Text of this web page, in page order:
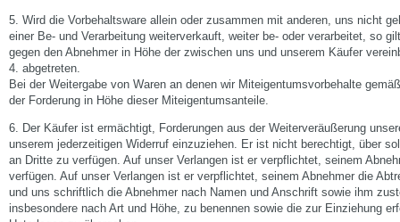
5. Wird die Vorbehaltsware allein oder zusammen mit anderen, uns nicht
einer Be- und Verarbeitung weiterverkauft, weiter be- oder verarbeitet, so
gegen den Abnehmer in Höhe der zwischen uns und unserem Käufer
4. abgetreten.
Bei der Weitergabe von Waren an denen wir Miteigentumsvorbehalte
der Forderung in Höhe dieser Miteigentumsanteile.
6. Der Käufer ist ermächtigt, Forderungen aus der Weiterveräußerung
unserem jederzeitigen Widerruf einzuziehen. Er ist nicht berechtigt, über
an Dritte zu verfügen. Auf unser Verlangen ist er verpflichtet, seinem
verfügen. Auf unser Verlangen ist er verpflichtet, seinem Abnehmer die
und uns schriftlich die Abnehmer nach Namen und Anschrift sowie ihm
insbesondere nach Art und Höhe, zu benennen sowie die zur Einziehung